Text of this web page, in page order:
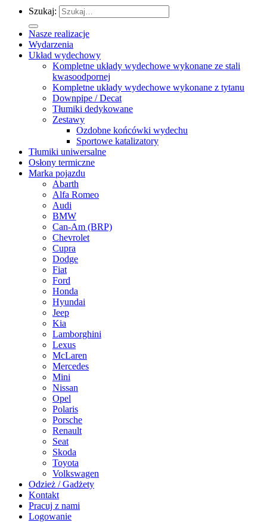
Szukaj:
Nasze realizacje
Wydarzenia
Układ wydechowy
Kompletne układy wydechowe wykonane ze stali
kwasoodpornej
Kompletne układy wydechowe wykonane z tytanu
Downpipe / Decat
Tłumiki dedykowane
Zestawy
Ozdobne końcówki wydechu
Sportowe katalizatory
Tłumiki uniwersalne
Osłony termiczne
Marka pojazdu
Abarth
Alfa Romeo
Audi
BMW
Can-Am (BRP)
Chevrolet
Cupra
Dodge
Fiat
Ford
Honda
Hyundai
Jeep
Kia
Lamborghini
Lexus
McLaren
Mercedes
Mini
Nissan
Opel
Polaris
Porsche
Renault
Seat
Skoda
Toyota
Volkswagen
Odzież / Gadżety
Kontakt
Pracuj z nami
Logowanie